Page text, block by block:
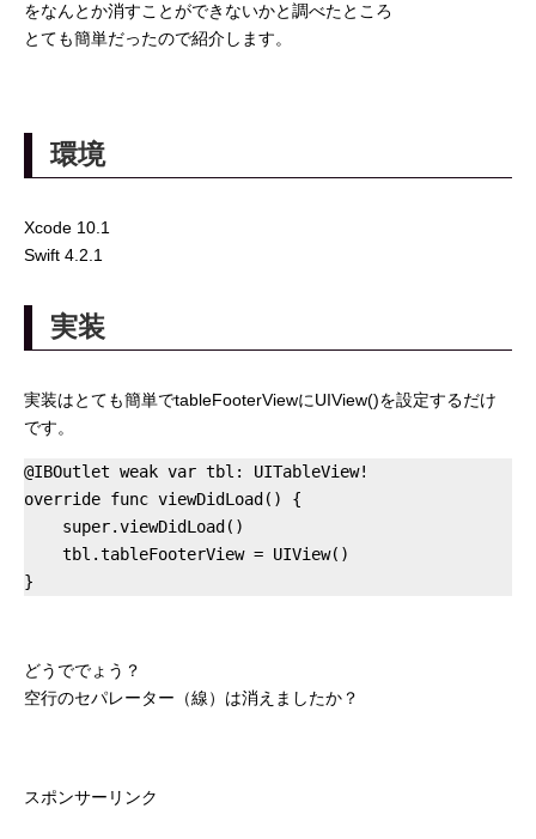
をなんとか消すことができないかと調べたところ
とても簡単だったので紹介します。
環境
Xcode 10.1
Swift 4.2.1
実装
実装はとても簡単でtableFooterViewにUIView()を設定するだけ
です。
@IBOutlet weak var tbl: UITableView!
override func viewDidLoad() {
    super.viewDidLoad()
    tbl.tableFooterView = UIView()
どうででょう？
空行のセパレーター（線）は消えましたか？
スポンサーリンク